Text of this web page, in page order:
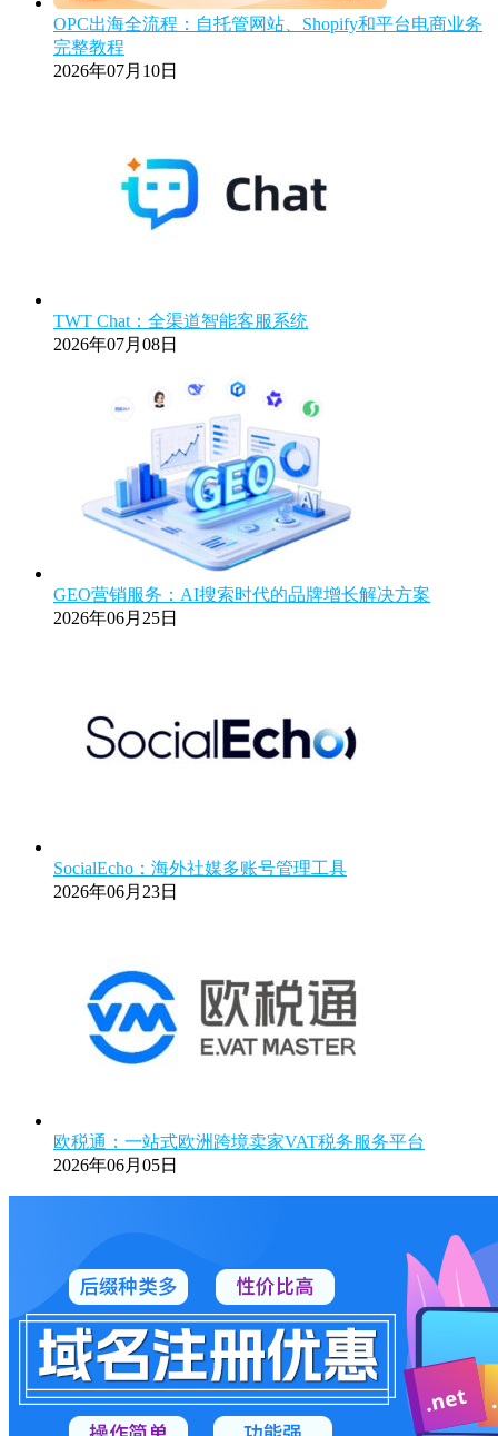
OPC出海全流程：自托管网站、Shopify和平台电商业务
完整教程
2026年07月10日
TWT Chat：全渠道智能客服系统
2026年07月08日
GEO营销服务：AI搜索时代的品牌增长解决方案
2026年06月25日
SocialEcho：海外社媒多账号管理工具
2026年06月23日
欧税通：一站式欧洲跨境卖家VAT税务服务平台
2026年06月05日